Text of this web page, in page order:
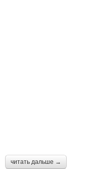
читать дальше →